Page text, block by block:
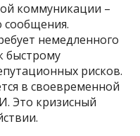
коммуникации –
немедленного
быстрому
рисков.
в своевременной
Это кризисный